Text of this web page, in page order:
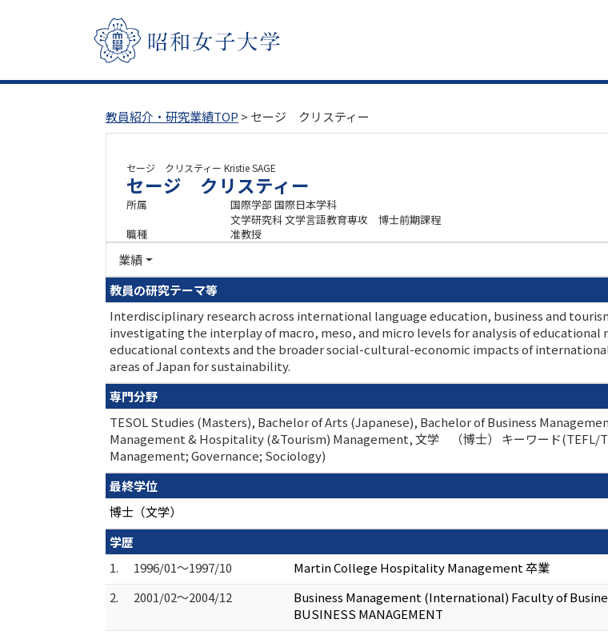
教員紹介・研究業績TOP > セージ クリスティー
セージ クリスティー Kristie SAGE
セージ クリスティー
所属
国際学部 国際日本学科
文学研究科 文学言語教育専攻 博士前期課程
職種
准教授
業績
教員の研究テーマ等
Interdisciplinary research across international language education, business and
investigating the interplay of macro, meso, and micro levels for analysis of educational
educational contexts and the broader social-cultural-economic impacts of
areas of Japan for sustainability.
専門分野
TESOL Studies (Masters), Bachelor of Arts (Japanese), Bachelor of Business
Management & Hospitality (&Tourism) Management, 文学 （博士） キーワード(TEFL/
Management; Governance; Sociology)
最終学位
博士（文学）
学歴
1.
1996/01～1997/10
Martin College Hospitality Management 卒業
2.
2001/02～2004/12
Business Management (International) Faculty of
BUSINESS MANAGEMENT